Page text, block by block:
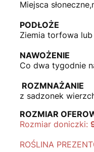
Miejsca
PODŁOŻE
Ziemia torfowa
NAWOŻENIE
Co dwa tygodnie
ROZMNAŻANIE
z sadzonek
ROZMIAR
Rozmiar doniczki:
ROŚLINA